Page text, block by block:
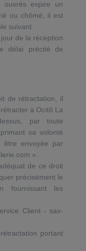
expire un
ou chômé, il est
suivant.
de la réception
délai précité de
de rétractation, il
à Ocitô La
par toute
sa volonté
être envoyée par
».
de ce droit
précisément le
fournissant les
Client - sav-
portant